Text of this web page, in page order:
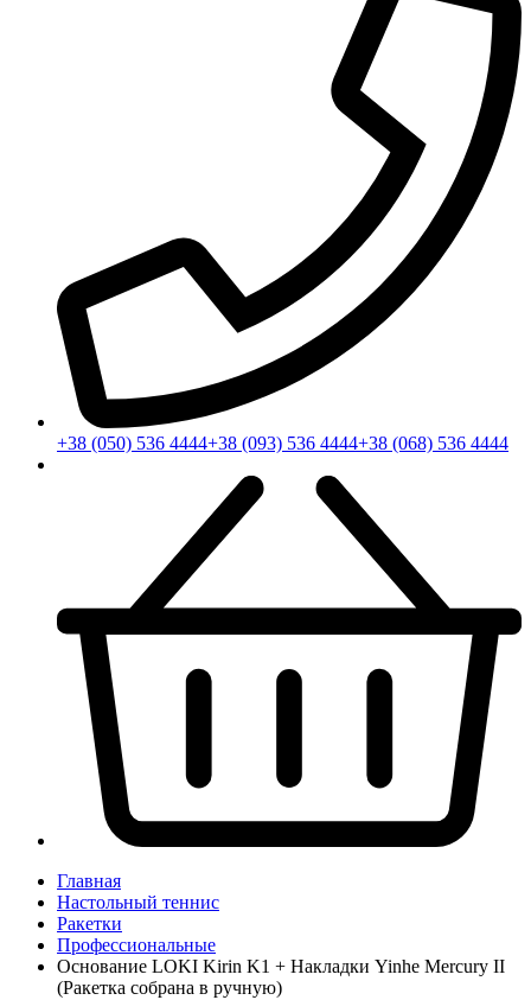
+38 (050) 536 4444+38 (093) 536 4444+38 (068) 536 4444
Главная
Настольный теннис
Ракетки
Профессиональные
Основание LOKI Kirin K1 + Накладки Yinhe Mercury II
(Ракетка собрана в ручную)